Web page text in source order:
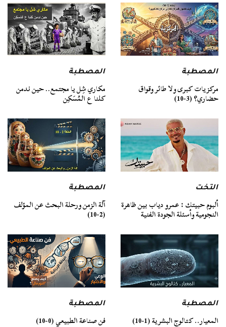
المصطبة
مركزيات كبرى ولا طائر وقواق
حضاري؟ (3-10)
المصطبة
مكاري شِل يا مجتمع.. حين ندمن
كلنا ع المُسَكِن
التخت
ألبوم حبيتك : عمرو دياب بين ظاهرة
النجومية وأسئلة الجودة الفنية
المصطبة
آلة الزمن ورحلة البحث عن المؤلف
(2-10)
المصطبة
المعيار.. كتالوج البشرية (1-10)
المصطبة
فن صناعة الطبيعي (0-10)